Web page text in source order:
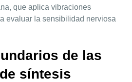
que aplica vibraciones
evaluar la sensibilidad nerviosa
de las
síntesis